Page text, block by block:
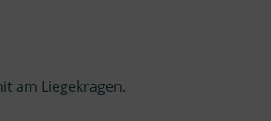
am Liegekragen.